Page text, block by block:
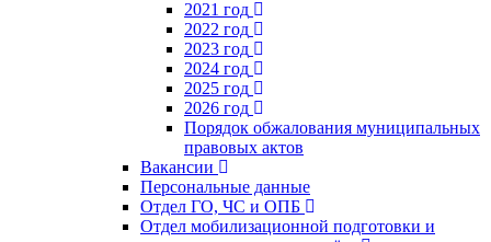
2021 год
2022 год
2023 год
2024 год
2025 год
2026 год
Порядок обжалования муниципальных
правовых актов
Вакансии
Персональные данные
Отдел ГО, ЧС и ОПБ
Отдел мобилизационной подготовки и